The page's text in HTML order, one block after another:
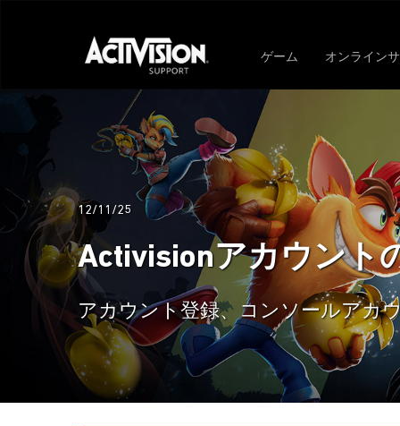
ゲーム オンライン
12/11/25
Activisionアカウント
アカウント登録、コンソールアカ